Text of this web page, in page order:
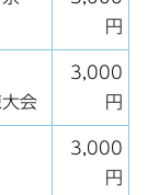
円
会
3,000
円
3,000
円